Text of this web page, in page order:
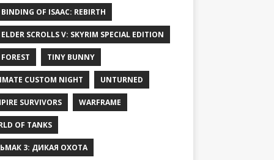
BINDING OF ISAAC: REBIRTH
SCROLLS V: SKYRIM SPECIAL EDITION
TINY BUNNY
CUSTOM NIGHT UNTURNED
SURVIVORS WARFRAME
OF TANKS
3: ДИКАЯ ОХОТА